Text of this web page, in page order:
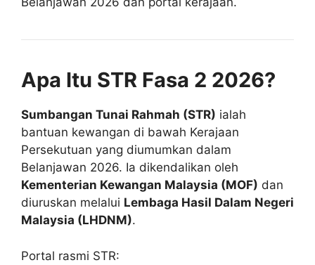
Apa Itu STR Fasa 2 2026?
Sumbangan Tunai Rahmah (STR) ialah
bantuan kewangan di bawah Kerajaan
Persekutuan yang diumumkan dalam
Belanjawan 2026. Ia dikendalikan oleh
Kementerian Kewangan Malaysia (MOF) dan
diuruskan melalui Lembaga Hasil Dalam Negeri
Malaysia (LHDNM).
Portal rasmi STR: